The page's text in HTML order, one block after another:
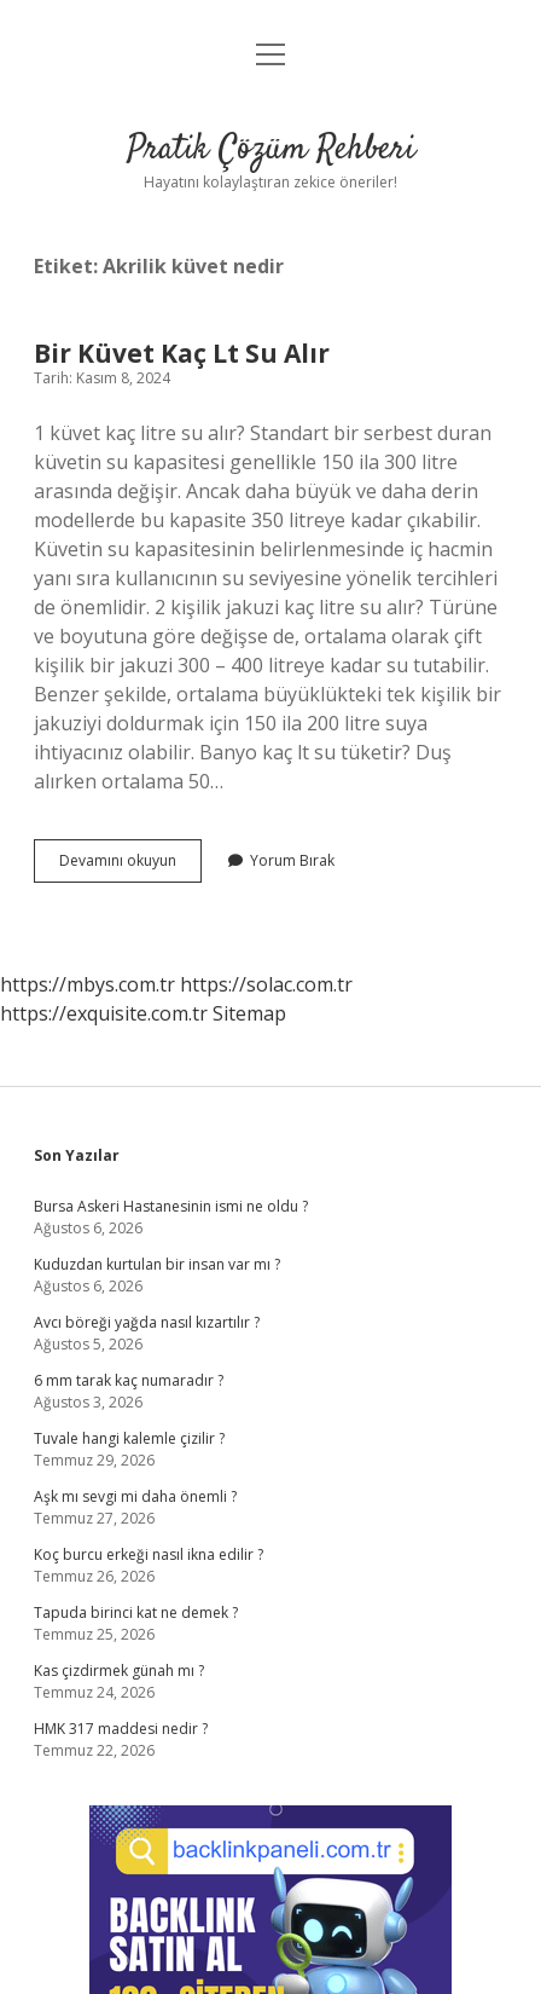
Anasayfa
Yasal Uyarı
menüyü
Pratik Çözüm Rehberi
Hayatını kolaylaştıran zekice öneriler!
Etiket:Akrilik küvet nedir
Bir Küvet Kaç Lt Su Alır
Tarih: Kasım 8, 2024
1 küvet kaç litre su alır? Standart bir serbest duran
küvetin su kapasitesi genellikle 150 ila 300 litre
arasında değişir. Ancak daha büyük ve daha derin
modellerde bu kapasite 350 litreye kadar çıkabilir.
Küvetin su kapasitesinin belirlenmesinde iç hacmin
yanı sıra kullanıcının su seviyesine yönelik tercihleri ​​
de önemlidir. 2 kişilik jakuzi kaç litre su alır? Türüne
ve boyutuna göre değişse de, ortalama olarak çift
kişilik bir jakuzi 300 – 400 litreye kadar su tutabilir.
Benzer şekilde, ortalama büyüklükteki tek kişilik bir
jakuziyi doldurmak için 150 ila 200 litre suya
ihtiyacınız olabilir. Banyo kaç lt su tüketir? Duş
alırken ortalama 50…
Devamını okuyun
Küvet
Yorum Bırak
https://mbys.com.tr https://solac.com.tr
https://exquisite.com.trSitemap
Sidebar
Son Yazılar
Bursa Askeri Hastanesinin ismi ne oldu ?
Ağustos 6, 2026
Kuduzdan kurtulan bir insan var mı ?
Ağustos 6, 2026
Avcı böreği yağda nasıl kızartılır ?
Ağustos 5, 2026
6 mm tarak kaç numaradır ?
Ağustos 3, 2026
Tuvale hangi kalemle çizilir ?
Temmuz 29, 2026
Aşk mı sevgi mi daha önemli ?
Temmuz 27, 2026
Koç burcu erkeği nasıl ikna edilir ?
Temmuz 26, 2026
Tapuda birinci kat ne demek ?
Temmuz 25, 2026
Kas çizdirmek günah mı ?
Temmuz 24, 2026
HMK 317 maddesi nedir ?
Temmuz 22, 2026